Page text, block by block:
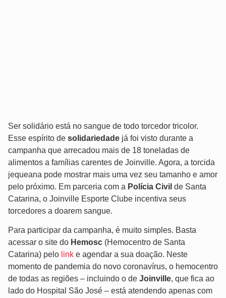
Ser solidário está no sangue de todo torcedor tricolor.
Esse espírito de solidariedade já foi visto durante a
campanha que arrecadou mais de 18 toneladas de
alimentos a famílias carentes de Joinville. Agora, a torcida
jequeana pode mostrar mais uma vez seu tamanho e amor
pelo próximo. Em parceria com a Polícia Civil de Santa
Catarina, o Joinville Esporte Clube incentiva seus
torcedores a doarem sangue.
Para participar da campanha, é muito simples. Basta
acessar o site do Hemosc (Hemocentro de Santa
Catarina) pelo link e agendar a sua doação. Neste
momento de pandemia do novo coronavírus, o hemocentro
de todas as regiões – incluindo o de Joinville, que fica ao
lado do Hospital São José – está atendendo apenas com